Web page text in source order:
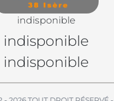
indisponible
indisponible
indisponible